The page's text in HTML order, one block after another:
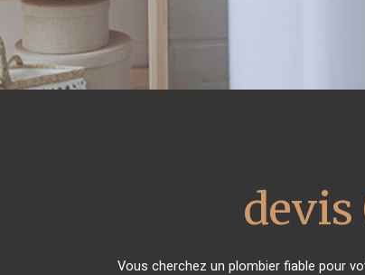
devis
Vous cherchez un plombier fiable pour